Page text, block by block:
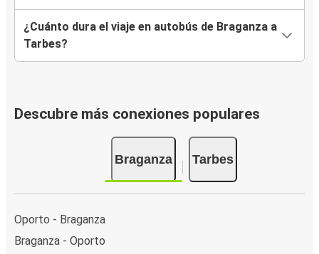
¿Cuánto dura el viaje en autobús de Braganza a
Tarbes?
Descubre más conexiones populares
Braganza Tarbes
Oporto - Braganza
Braganza - Oporto